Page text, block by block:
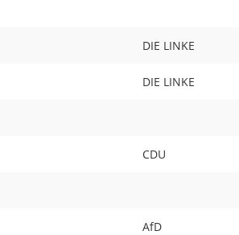
DIE LINKE
DIE LINKE
CDU
AfD